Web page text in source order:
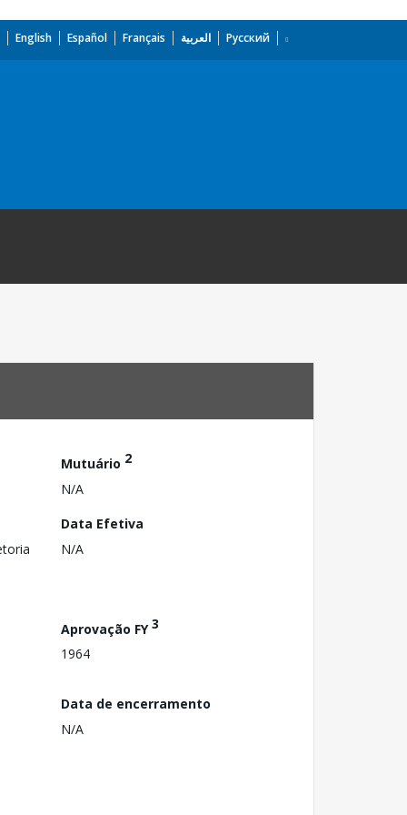
English Español Français العربية Русский
Mutuário 2
N/A
Data Efetiva
N/A
Aprovação FY3
1964
Data de encerramento
N/A